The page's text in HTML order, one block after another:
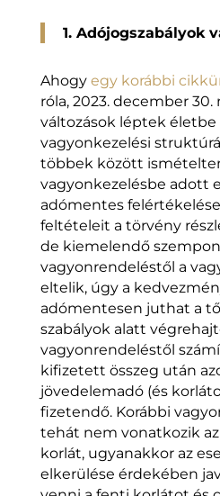
1. Adójogszabályok
Ahogy egy korábbi
róla, 2023. december
változások léptek életbe
vagyonkezelési
többek között
vagyonkezelésbe adott
adómentes
feltételeit a törvény
de kiemelendő
vagyonrendeléstől a
eltelik, úgy a
adómentesen juthat a
szabályok alatt
vagyonrendeléstől
kifizetett összeg után
jövedelemadó (és
fizetendő. Korábbi
tehát nem vonatkozik
korlát, ugyanakkor az
elkerülése érdekében